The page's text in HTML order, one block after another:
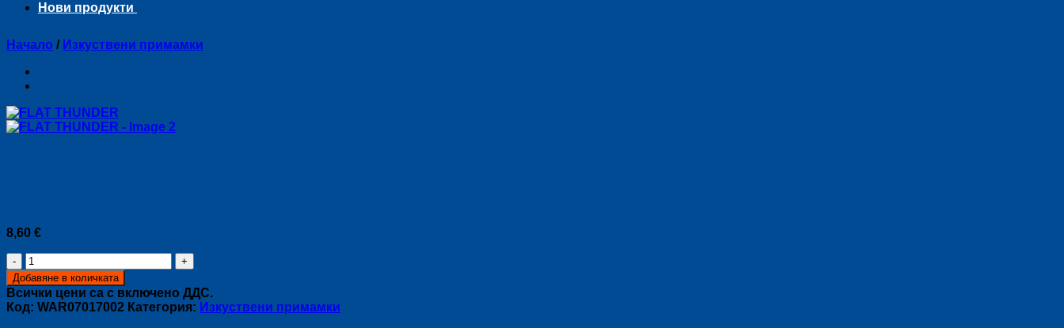
Нови продукти
Начало / Изкуствени примамки
8,60 €
количество
за
FLAT
THUNDER
Добавяне в количката
Всички цени са с включено ДДС.
Код: WAR07017002 Категория: Изкуствени примамки